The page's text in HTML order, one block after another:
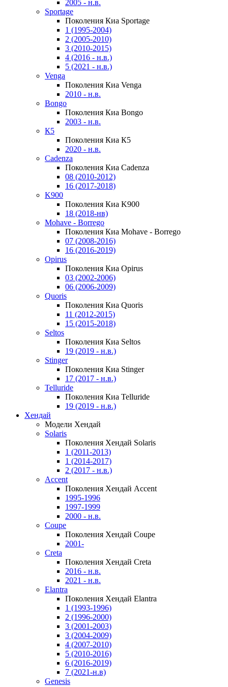
2005 - н.в.
Sportage
Поколения Киа Sportage
1 (1995-2004)
2 (2005-2010)
3 (2010-2015)
4 (2016 - н.в.)
5 (2021 - н.в.)
Venga
Поколения Киа Venga
2010 - н.в.
Bongo
Поколения Киа Bongo
2003 - н.в.
К5
Поколения Киа К5
2020 - н.в.
Cadenza
Поколения Киа Cadenza
08 (2010-2012)
16 (2017-2018)
K900
Поколения Киа K900
18 (2018-нв)
Mohave - Borrego
Поколения Киа Mohave - Borrego
07 (2008-2016)
16 (2016-2019)
Opirus
Поколения Киа Opirus
03 (2002-2006)
06 (2006-2009)
Quoris
Поколения Киа Quoris
11 (2012-2015)
15 (2015-2018)
Seltos
Поколения Киа Seltos
19 (2019 - н.в.)
Stinger
Поколения Киа Stinger
17 (2017 - н.в.)
Telluride
Поколения Киа Telluride
19 (2019 - н.в.)
Хендай
Модели Хендай
Solaris
Поколения Хендай Solaris
1 (2011-2013)
1 (2014-2017)
2 (2017 - н.в.)
Accent
Поколения Хендай Accent
1995-1996
1997-1999
2000 - н.в.
Coupe
Поколения Хендай Coupe
2001-
Creta
Поколения Хендай Creta
2016 - н.в.
2021 - н.в.
Elantra
Поколения Хендай Elantra
1 (1993-1996)
2 (1996-2000)
3 (2001-2003)
3 (2004-2009)
4 (2007-2010)
5 (2010-2016)
6 (2016-2019)
7 (2021-н.в)
Genesis